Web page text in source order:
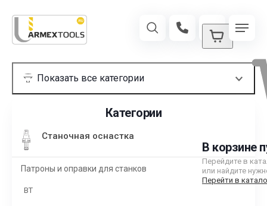
В корзине
Перейдите в
или найдите
Перейти в
Категории
Станочная оснастка
Патроны и оправки для станков
BT